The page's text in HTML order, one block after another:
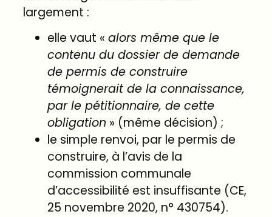
largement :
elle vaut «alors même que le
contenu du dossier de demande
de permis de construire
témoignerait de la connaissance,
par le pétitionnaire, de cette
obligation » (même décision) ;
le simple renvoi, par le permis de
construire, à l’avis de la
commission communale
d’accessibilité est insuffisante (CE,
25 novembre 2020, n° 430754).